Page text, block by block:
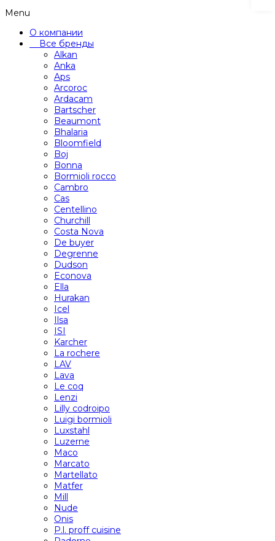
Menu
О компании
Все бренды
Alkan
Anka
Aps
Arcoroc
Ardacam
Bartscher
Beaumont
Bhalaria
Bloomfield
Boj
Bonna
Bormioli rocco
Cambro
Cas
Centellino
Churchill
Costa Nova
De buyer
Degrenne
Dudson
Econova
Ella
Hurakan
Icel
Ilsa
ISI
Karcher
La rochere
LAV
Lava
Le coq
Lenzi
Lilly codroipo
Luigi bormioli
Luxstahl
Luzerne
Maco
Marcato
Martellato
Matfer
Mill
Nude
Onis
P.l. proff cuisine